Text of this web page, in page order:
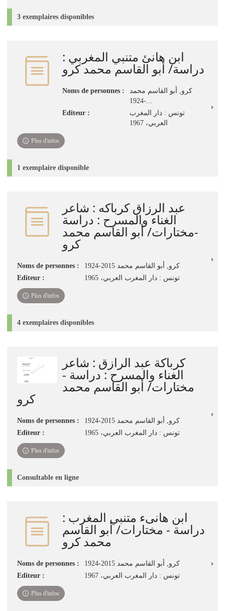
3 exemplaires disponibles
ابن هانئ متنبي المغربي :
دراسة/ أبو القاسم محمد كرو
Noms de personnes :
كرو, أبو القاسم محمد
...-1924
Editeur :
تونس : دار المغرب
العربي، 1967
Plus d'infos
1 exemplaire disponible
عبد الرزاق كرباكه : شاعر
الغناء والمسرح : دراسة
-مختارات/ أبو القاسم محمد
كرو
Noms de personnes :
كرو, أبو القاسم محمد 2015-1924
Editeur :
تونس : دار المغرب العربي، 1965
Plus d'infos
4 exemplaires disponibles
كرباكة عبد الرازق : شاعر
الغناء والمسرح : دراسة -
مختارات/ أبو القاسم محمد
كرو
Noms de personnes :
كرو, أبو القاسم محمد 2015-1924
Editeur :
تونس : دار المغرب العربي، 1965
Plus d'infos
Consultable en ligne
ابن هانىء متنبي المغرب :
دراسة - مختارات/ أبو القاسم
محمد كرو
Noms de personnes :
كرو, أبو القاسم محمد 2015-1924
Editeur :
تونس : دار المغرب العربي، 1967
Plus d'infos